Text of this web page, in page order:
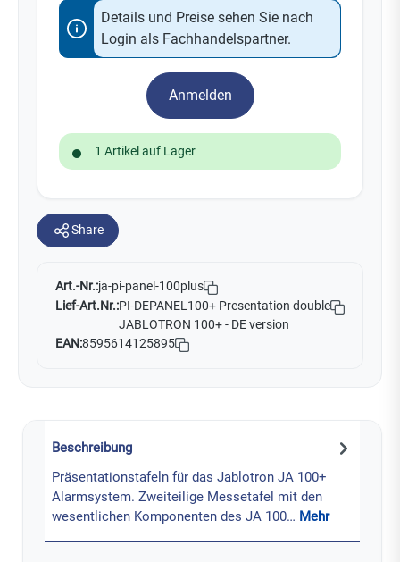
Details und Preise sehen Sie nach
Login als Fachhandelspartner.
Anmelden
1 Artikel auf Lager
Share
Art.-Nr.:ja-pi-panel-100plus
Lief-Art.Nr.:PI-DEPANEL100+ Presentation double
JABLOTRON 100+ - DE version
EAN:8595614125895
Beschreibung
Präsentationstafeln für das Jablotron JA 100+
Alarmsystem. Zweiteilige Messetafel mit den
wesentlichen Komponenten des JA 100… Mehr